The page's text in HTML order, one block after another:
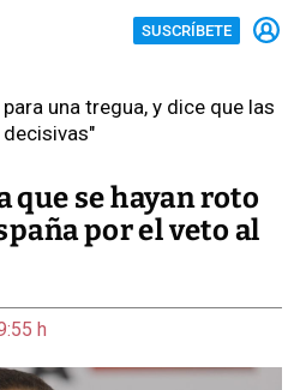
SUSCRÍBETE
una tregua, y dice que las
que se hayan roto
por el veto al
h